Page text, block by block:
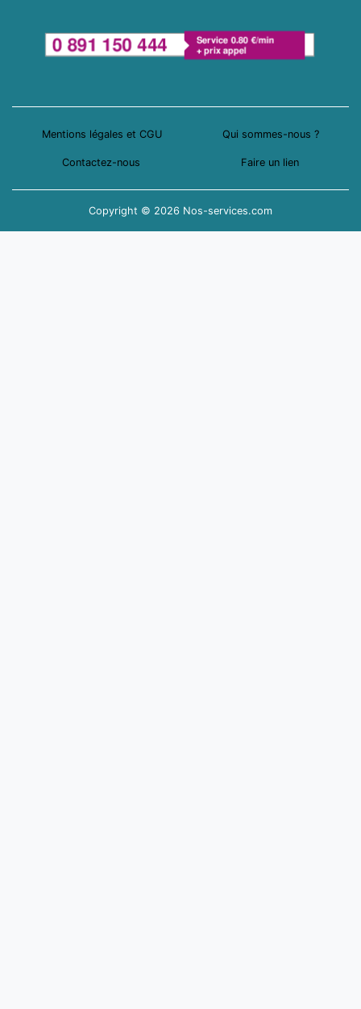
Mentions légales et CGU Qui sommes-nous ?
Contactez-nous Faire un lien
Copyright © 2026 Nos-services.com